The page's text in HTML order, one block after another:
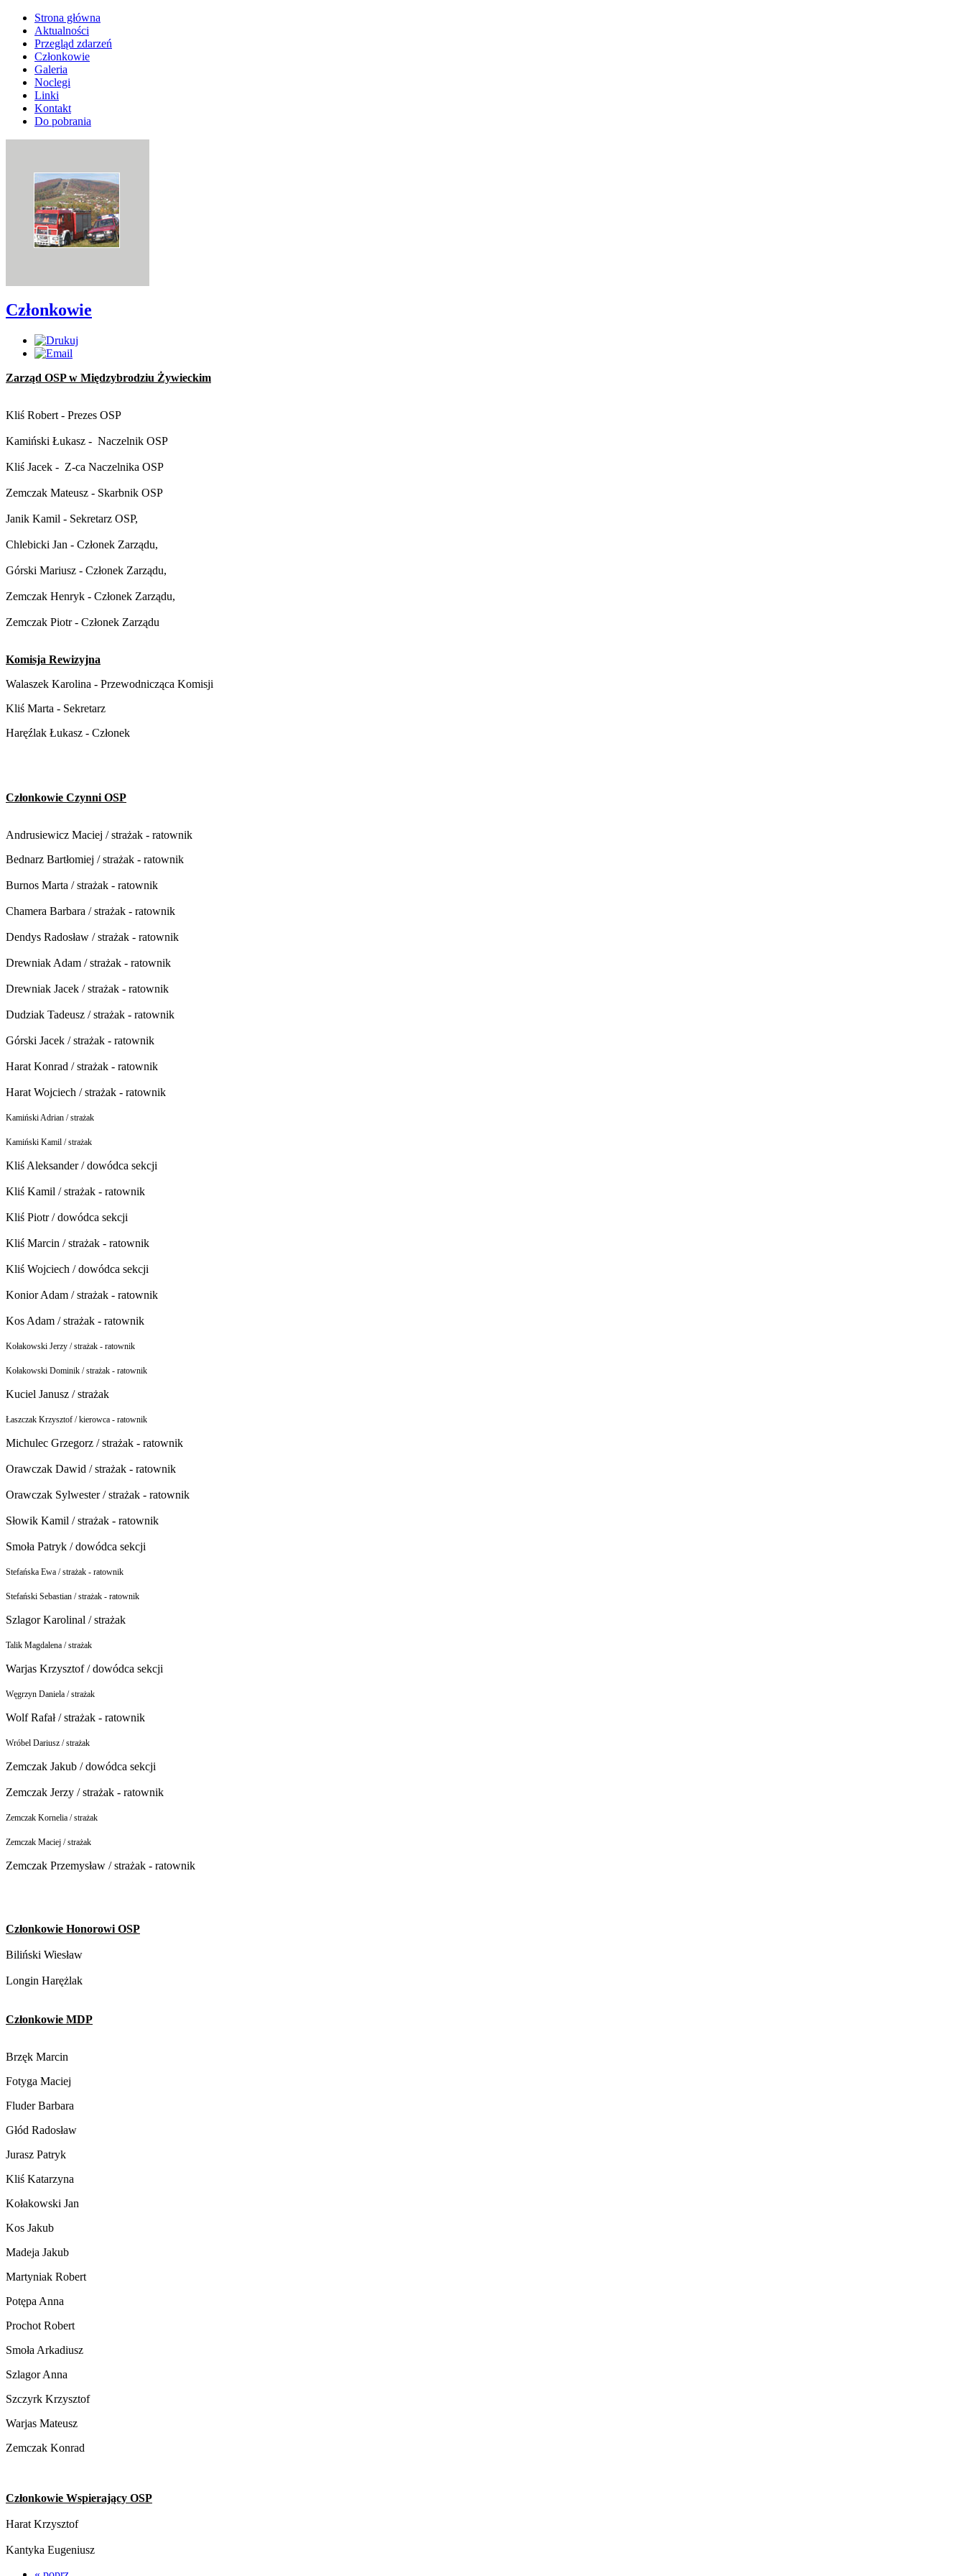
Strona główna
Aktualności
Przegląd zdarzeń
Członkowie
Galeria
Noclegi
Linki
Kontakt
Do pobrania
Członkowie
Zarząd OSP w Międzybrodziu Żywieckim
Kliś Robert - Prezes OSP
Kamiński Łukasz - Naczelnik OSP
Kliś Jacek - Z-ca Naczelnika OSP
Zemczak Mateusz - Skarbnik OSP
Janik Kamil - Sekretarz OSP,
Chlebicki Jan - Członek Zarządu,
Górski Mariusz - Członek Zarządu,
Zemczak Henryk - Członek Zarządu,
Zemczak Piotr- Członek Zarządu
Komisja Rewizyjna
Walaszek Karolina - Przewodnicząca Komisji
Kliś Marta - Sekretarz
Haręźlak Łukasz - Członek
Członkowie Czynni OSP
Andrusiewicz Maciej / strażak - ratownik
Bednarz Bartłomiej / strażak - ratownik
Burnos Marta / strażak - ratownik
Chamera Barbara / strażak - ratownik
Dendys Radosław / strażak - ratownik
Drewniak Adam / strażak - ratownik
Drewniak Jacek / strażak - ratownik
Dudziak Tadeusz / strażak - ratownik
Górski Jacek / strażak - ratownik
Harat Konrad / strażak - ratownik
Harat Wojciech / strażak - ratownik
Kamiński Adrian / strażak
Kamiński Kamil / strażak
Kliś Aleksander / dowódca sekcji
Kliś Kamil / strażak - ratownik
Kliś Piotr / dowódca sekcji
Kliś Marcin / strażak - ratownik
Kliś Wojciech / dowódca sekcji
Konior Adam / strażak - ratownik
Kos Adam / strażak - ratownik
Kołakowski Jerzy / strażak - ratownik
Kołakowski Dominik / strażak - ratownik
Kuciel Janusz / strażak
Łaszczak Krzysztof / kierowca - ratownik
Michulec Grzegorz / strażak - ratownik
Orawczak Dawid / strażak - ratownik
Orawczak Sylwester / strażak - ratownik
Słowik Kamil / strażak - ratownik
Smoła Patryk / dowódca sekcji
Stefańska Ewa / strażak - ratownik
Stefański Sebastian / strażak - ratownik
Szlagor Karolinal / strażak
Talik Magdalena / strażak
Warjas Krzysztof / dowódca sekcji
Węgrzyn Daniela / strażak
Wolf Rafał / strażak - ratownik
Wróbel Dariusz / strażak
Zemczak Jakub / dowódca sekcji
Zemczak Jerzy / strażak - ratownik
Zemczak Kornelia / strażak
Zemczak Maciej / strażak
Zemczak Przemysław / strażak - ratownik
Członkowie Honorowi OSP
Biliński Wiesław
Longin Harężlak
Członkowie MDP
Brzęk Marcin
Fotyga Maciej
Fluder Barbara
Głód Radosław
Jurasz Patryk
Kliś Katarzyna
Kołakowski Jan
Kos Jakub
Madeja Jakub
Martyniak Robert
Potępa Anna
Prochot Robert
Smoła Arkadiusz
Szlagor Anna
Szczyrk Krzysztof
Warjas Mateusz
Zemczak Konrad
Członkowie Wspierający OSP
Harat Krzysztof
Kantyka Eugeniusz